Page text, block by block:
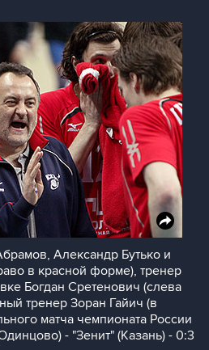
Александр Бутько и
в красной форме), тренер
Богдан Сретенович (слева
тренер Зоран Гайич (в
матча чемпионата России
- "Зенит" (Казань) - 0:3